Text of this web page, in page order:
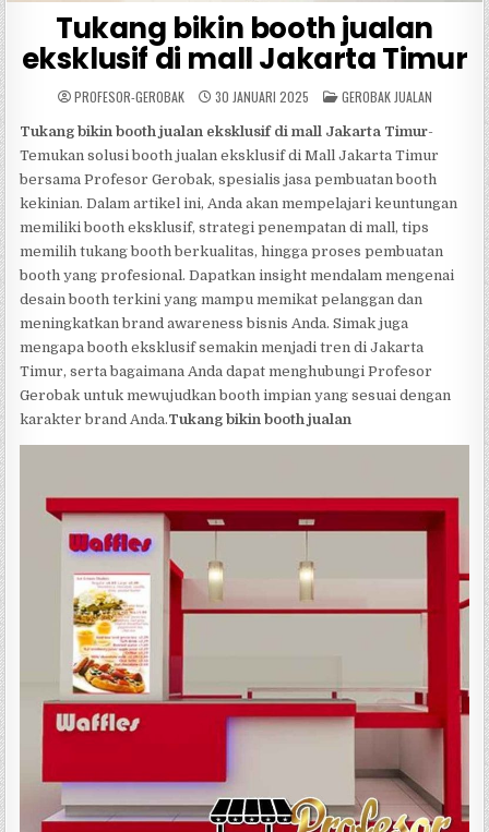
Tukang bikin booth jualan
eksklusif di mall Jakarta Timur
PROFESOR-GEROBAK 30 JANUARI 2025 POSTED
IN
GEROBAK JUALAN
Tukang bikin booth jualan eksklusif di mall Jakarta Timur-
Temukan solusi booth jualan eksklusif di Mall Jakarta Timur
bersama Profesor Gerobak, spesialis jasa pembuatan booth
kekinian. Dalam artikel ini, Anda akan mempelajari keuntungan
memiliki booth eksklusif, strategi penempatan di mall, tips
memilih tukang booth berkualitas, hingga proses pembuatan
booth yang profesional. Dapatkan insight mendalam mengenai
desain booth terkini yang mampu memikat pelanggan dan
meningkatkan brand awareness bisnis Anda. Simak juga
mengapa booth eksklusif semakin menjadi tren di Jakarta
Timur, serta bagaimana Anda dapat menghubungi Profesor
Gerobak untuk mewujudkan booth impian yang sesuai dengan
karakter brand Anda.Tukang bikin booth jualan